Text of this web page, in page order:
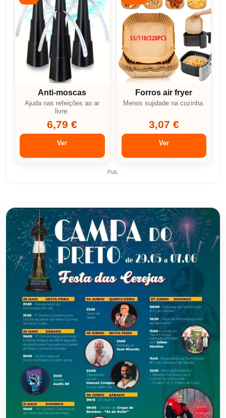
Anti-moscas
Ajuda nas refeições ao ar
livre.
6,79 €
Ver
Forros air fryer
Menos sujidade na cozinha.
3,07 €
Ver
Pub.